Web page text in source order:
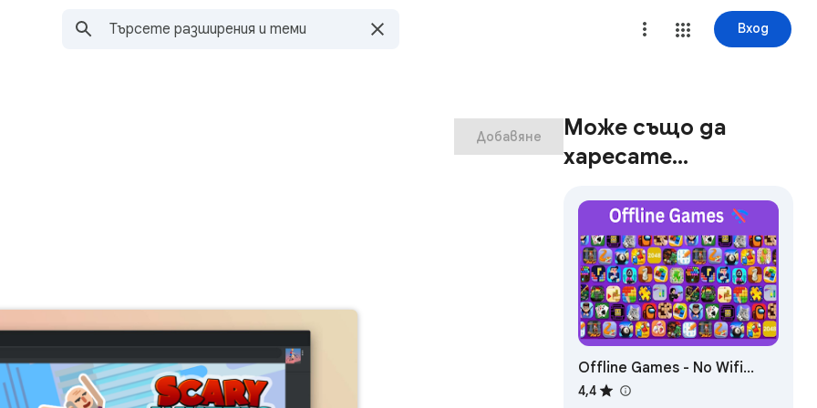
Вход
Добавяне
Може също да
харесате…
Offline Games - No Wifi
Games
4,4